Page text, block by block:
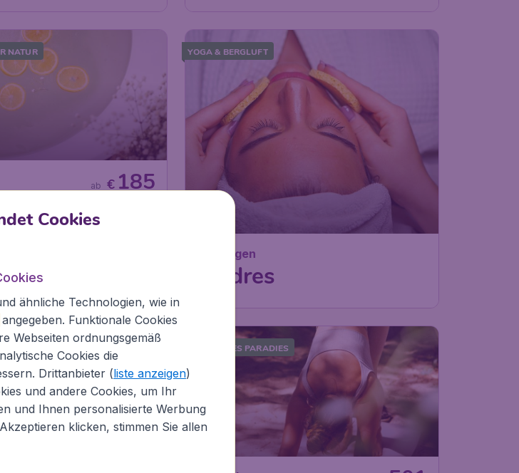
NATUR
€185
ab
YOGA & BERGLUFT
Norwegen
Valdres
TROPISCHES PARADIES
Cookies
ähnliche Technologien, wie in
Funktionale Cookies
Webseiten ordnungsgemäß
Cookies die
Drittanbieter (liste anzeigen)
und andere Cookies, um Ihr
und Ihnen personalisierte Werbung
klicken, stimmen Sie allen